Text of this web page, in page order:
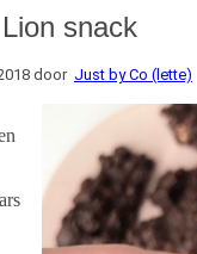
snack
door Just by Co (lette)